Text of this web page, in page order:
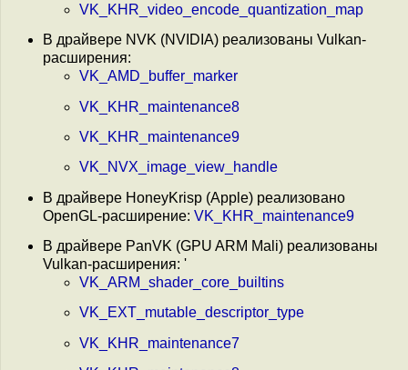
VK_KHR_video_encode_quantization_map
В драйвере NVK (NVIDIA) реализованы Vulkan-
расширения:
VK_AMD_buffer_marker
VK_KHR_maintenance8
VK_KHR_maintenance9
VK_NVX_image_view_handle
В драйвере HoneyKrisp (Apple) реализовано
OpenGL-расширение: VK_KHR_maintenance9
В драйвере PanVK (GPU ARM Mali) реализованы
Vulkan-расширения: '
VK_ARM_shader_core_builtins
VK_EXT_mutable_descriptor_type
VK_KHR_maintenance7